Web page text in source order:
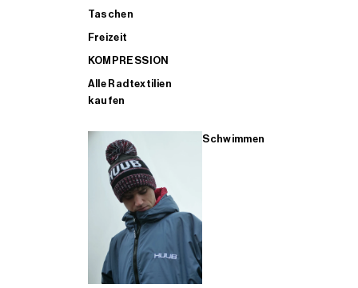
Taschen
Freizeit
KOMPRESSION
Alle Radtextilien
kaufen
Schwimmen